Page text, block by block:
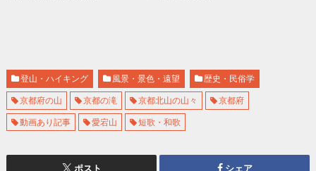
登山・ハイキング 風景・景色・遠望 歴史・民俗学
京都府の山 京都の滝 京都北山の山々 京都府
動画あり記事 愛宕山 短歌・和歌
ポスト シェア